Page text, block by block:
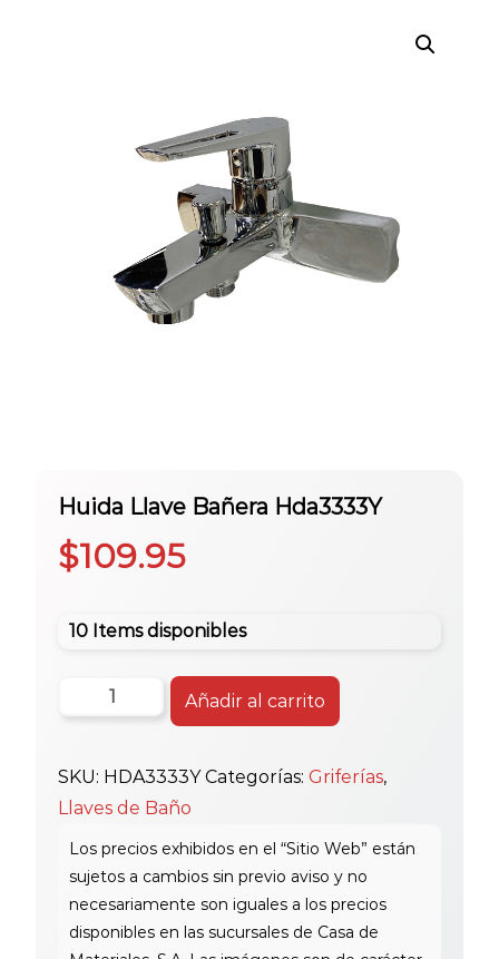
Huida Llave Bañera Hda3333Y
$109.95
10 Items disponibles
Huida
Llave
Hda3333Y
cantidad
Añadir al carrito
SKU: HDA3333Y Categorías: Griferías,
Llaves de Baño